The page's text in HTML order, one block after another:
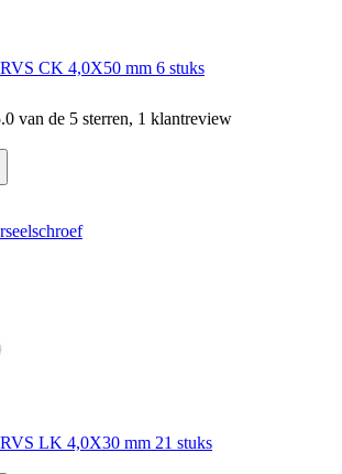
CK 4,0X50 mm 6 stuks
van de 5 sterren, 1 klantreview
LK 4,0X30 mm 21 stuks